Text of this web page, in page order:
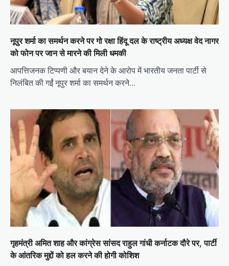
o
n
नूपुर शर्मा का समर्थन करने पर गो रक्षा हिंदू दल के राष्ट्रीय अध्यक्ष वेद नागर
को फोन पर जान से मारने की मिली धमकी
आपत्तिजनक टिप्पणी और बयान देने के आरोप में भारतीय जनता पार्टी से
निलंबित की गईं नूपुर शर्मा का समर्थन करने…
गृहमंत्री अमित शाह और कांग्रेस सांसद राहुल गांधी कर्नाटक दौरे पर, पार्टी
के आंतरिक मुद्दों को हल करने की होगी कोशिश